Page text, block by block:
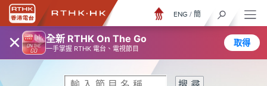
× 全新 RTHK On The Go
一手掌握 RTHK 電台、電視節目
取得
ENG / 簡